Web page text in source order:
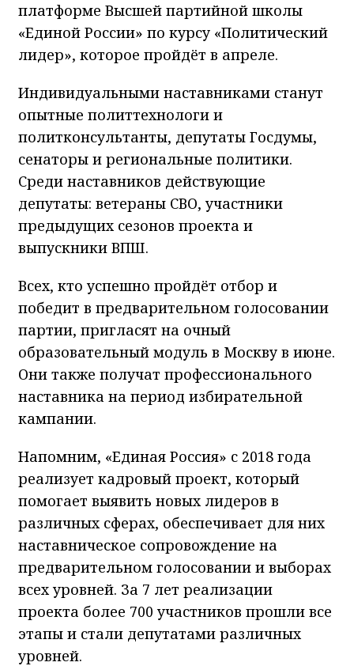
платформе Высшей партийной школы
«Единой России» по курсу «Политический
лидер», которое пройдёт в апреле.
Индивидуальными наставниками станут
опытные политтехнологи и
политконсультанты, депутаты Госдумы,
сенаторы и региональные политики.
Среди наставников действующие
депутаты: ветераны СВО, участники
предыдущих сезонов проекта и
выпускники ВПШ.
Всех, кто успешно пройдёт отбор и
победит в предварительном голосовании
партии, пригласят на очный
образовательный модуль в Москву в июне.
Они также получат профессионального
наставника на период избирательной
кампании.
Напомним, «Единая Россия» с 2018 года
реализует кадровый проект, который
помогает выявить новых лидеров в
различных сферах, обеспечивает для них
наставническое сопровождение на
предварительном голосовании и выборах
всех уровней. За 7 лет реализации
проекта более 700 участников прошли все
этапы и стали депутатами различных
уровней.